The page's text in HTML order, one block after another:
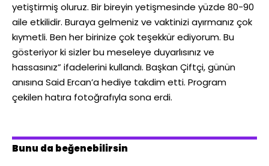
yetiştirmiş oluruz. Bir bireyin yetişmesinde yüzde 80-90
aile etkilidir. Buraya gelmeniz ve vaktinizi ayırmanız çok
kıymetli. Ben her birinize çok teşekkür ediyorum. Bu
gösteriyor ki sizler bu meseleye duyarlısınız ve
hassasınız” ifadelerini kullandı. Başkan Çiftçi, günün
anısına Said Ercan’a hediye takdim etti. Program
çekilen hatıra fotoğrafıyla sona erdi.
Bunu da beğenebilirsin